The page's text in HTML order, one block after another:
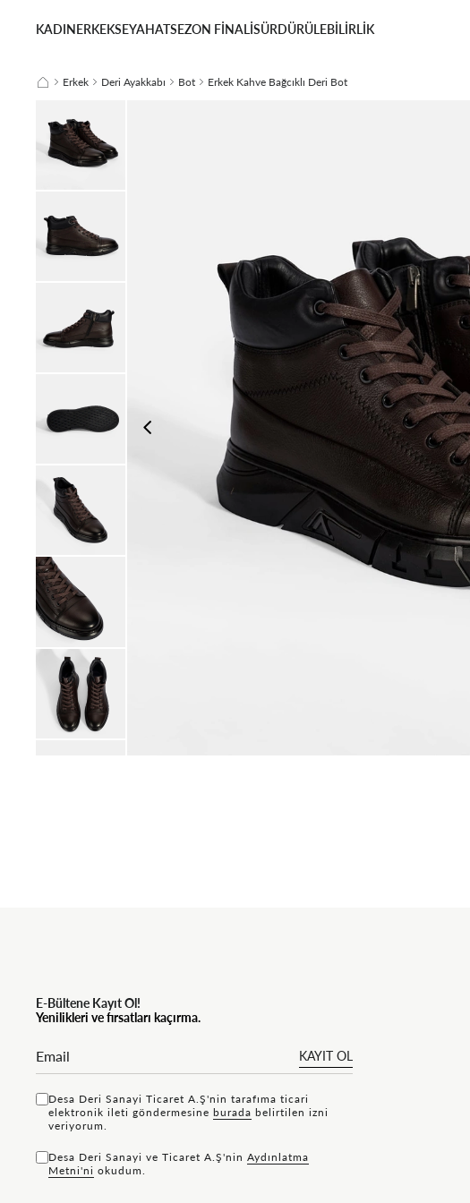
KADINERKEKSEYAHATSEZON FİNALİSÜRDÜRÜLEBİLİRLİK
Erkek Deri Ayakkabı Bot Erkek Kahve Bağcıklı Deri Bot
E-Bültene Kayıt Ol!
Yenilikleri ve fırsatları kaçırma.
KAYIT OL
Desa Deri Sanayi Ticaret A.Ş'nin tarafıma ticari
elektronik ileti göndermesine bu rada belirtilen izni
veriyorum.
Desa Deri Sanayi ve Ticaret A.Ş'nin Aydınlatma
Metni'ni okudum.